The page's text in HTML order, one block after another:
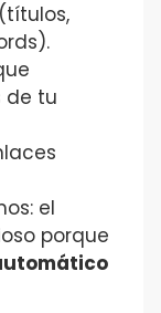
de tu
el
porque